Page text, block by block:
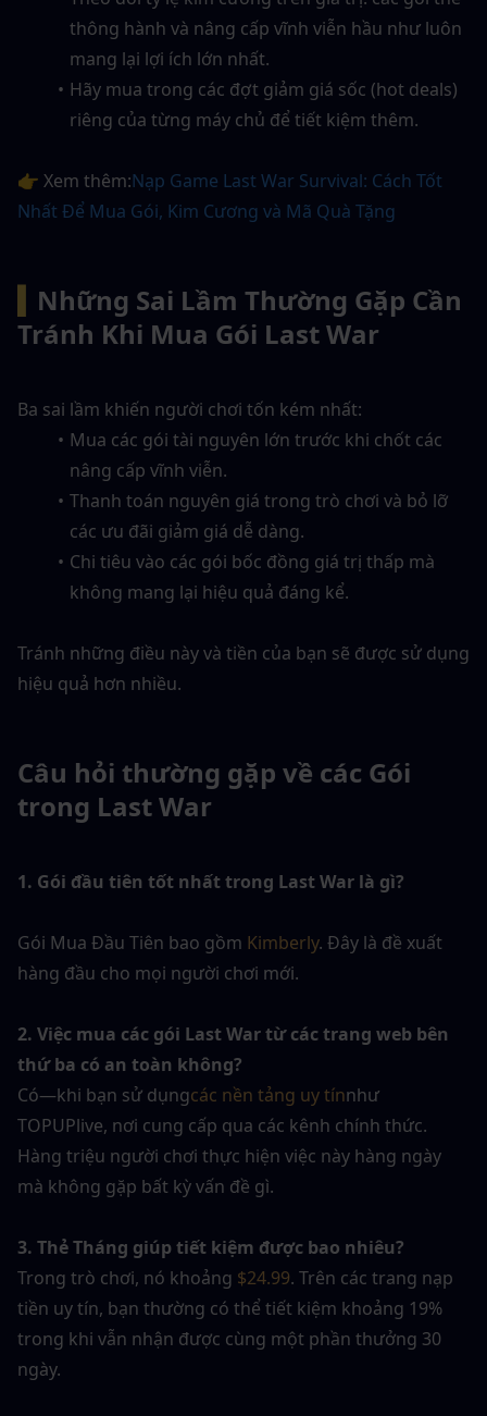
thông hành và nâng cấp vĩnh viễn hầu như luôn
mang lại lợi ích lớn nhất.
Hãy mua trong các đợt giảm giá sốc (hot deals)
riêng của từng máy chủ để tiết kiệm thêm.
👉 Xem thêm:Nạp Game Last War Survival: Cách Tốt
Nhất Để Mua Gói, Kim Cương và Mã Quà Tặng
Những Sai Lầm Thường Gặp Cần
Tránh Khi Mua Gói Last War
Ba sai lầm khiến người chơi tốn kém nhất:
Mua các gói tài nguyên lớn trước khi chốt các
nâng cấp vĩnh viễn.
Thanh toán nguyên giá trong trò chơi và bỏ lỡ
các ưu đãi giảm giá dễ dàng.
Chi tiêu vào các gói bốc đồng giá trị thấp mà
không mang lại hiệu quả đáng kể.
Tránh những điều này và tiền của bạn sẽ được sử dụng
hiệu quả hơn nhiều.
Câu hỏi thường gặp về các Gói
trong Last War
1. Gói đầu tiên tốt nhất trong Last War là gì?
Gói Mua Đầu Tiên bao gồm Kimberly. Đây là đề xuất
hàng đầu cho mọi người chơi mới.
2. Việc mua các gói Last War từ các trang web bên
thứ ba có an toàn không?
Có—khi bạn sử dụngcác nền tảng uy tínnhư
TOPUPlive, nơi cung cấp qua các kênh chính thức.
Hàng triệu người chơi thực hiện việc này hàng ngày
mà không gặp bất kỳ vấn đề gì.
3. Thẻ Tháng giúp tiết kiệm được bao nhiêu?
Trong trò chơi, nó khoảng $24.99. Trên các trang nạp
tiền uy tín, bạn thường có thể tiết kiệm khoảng 19%
trong khi vẫn nhận được cùng một phần thưởng 30
ngày.